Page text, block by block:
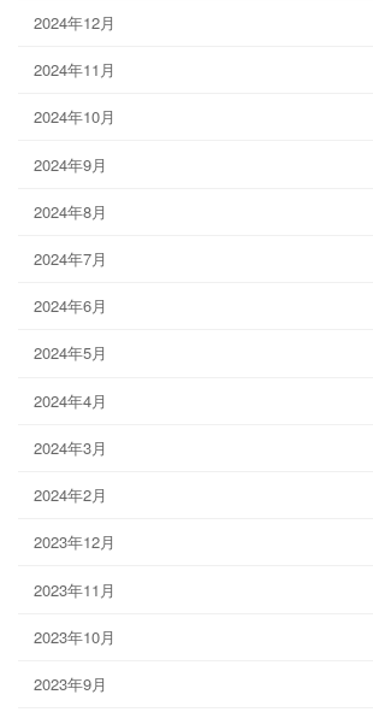
2024年12月
2024年11月
2024年10月
2024年9月
2024年8月
2024年7月
2024年6月
2024年5月
2024年4月
2024年3月
2024年2月
2023年12月
2023年11月
2023年10月
2023年9月